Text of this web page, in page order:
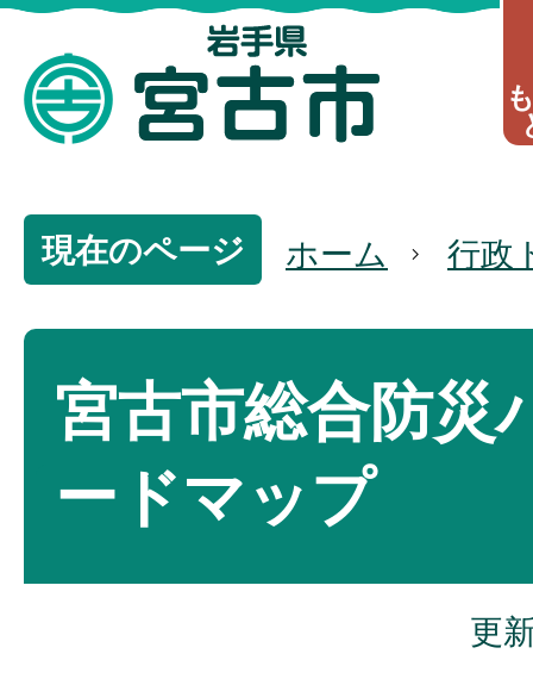
現在のページ ホーム 行政
宮古市総合防災
ードマップ
更